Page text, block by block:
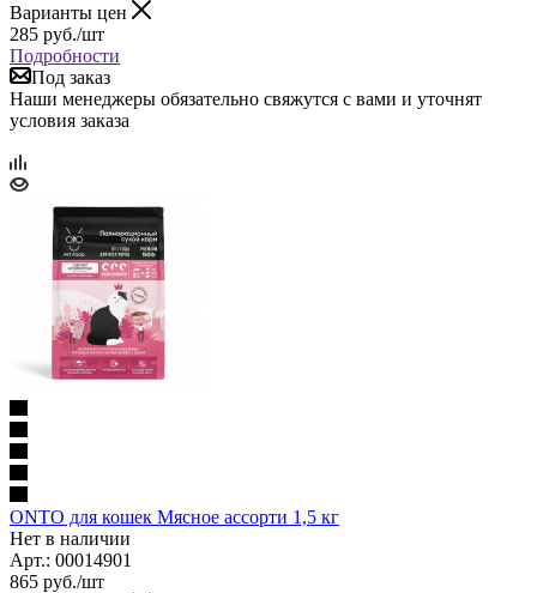
Варианты цен
285 руб./шт
Подробности
Под заказ
Наши менеджеры обязательно свяжутся с вами и уточнят
условия заказа
ONTO для кошек Мясное ассорти 1,5 кг
Нет в наличии
Арт.: 00014901
865 руб./шт